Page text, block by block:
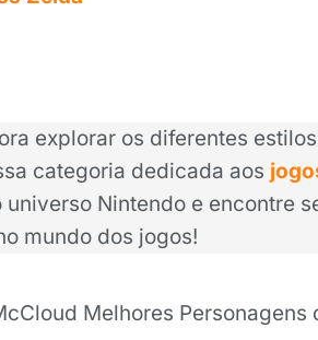
explorar os diferentes
categoria dedicada aos
Nintendo e encontre
mundo dos jogos!